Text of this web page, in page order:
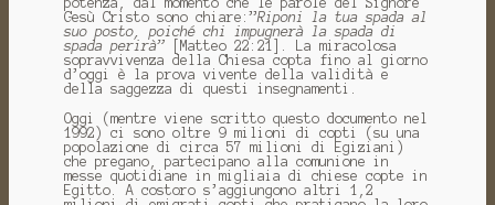
Gesù Cristo sono chiare:”Riponi la tua spada al
suo posto, poiché chi impugnerà la spada di
spada perirà”[Matteo 22:21]. La miracolosa
sopravvivenza della Chiesa copta fino al giorno
d’oggi è la prova vivente della validità e
della saggezza di questi insegnamenti.
Oggi (mentre viene scritto questo documento nel
1992) ci sono oltre 9 milioni di copti (su una
popolazione di circa 57 milioni di Egiziani)
che pregano, partecipano alla comunione in
messe quotidiane in migliaia di chiese copte in
Egitto. A costoro s’aggiungono altri 1,2